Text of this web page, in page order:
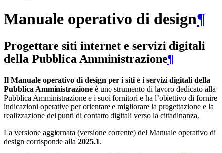
Manuale operativo di design¶
Progettare siti internet e servizi digitali
della Pubblica Amministrazione¶
Il Manuale operativo di design per i siti e i servizi digitali della
Pubblica Amministrazione è uno strumento di lavoro dedicato alla
Pubblica Amministrazione e i suoi fornitori e ha l’obiettivo di fornire
indicazioni operative per orientare e migliorare la progettazione e la
realizzazione dei punti di contatto digitali verso la cittadinanza.
La versione aggiornata (versione corrente) del Manuale operativo di
design corrisponde alla 2025.1.